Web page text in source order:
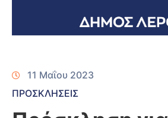
11 Μαΐου 2023
ΠΡΟΣΚΛΗΣΕΙΣ